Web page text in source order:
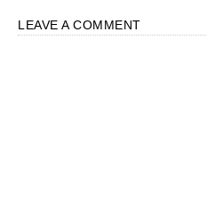
LEAVE A COMMENT